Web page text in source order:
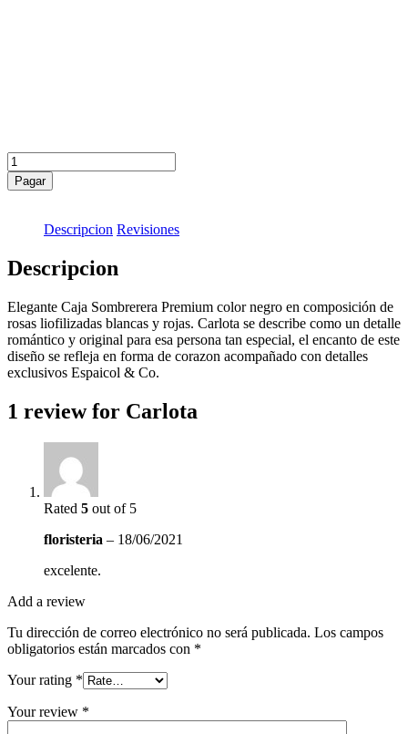
Carlota
quantity
Pagar
Descripcion Revisiones
Descripcion
Elegante Caja Sombrerera Premium color negro en composición de
rosas liofilizadas blancas y rojas. Carlota se describe como un detalle
romántico y original para esa persona tan especial, el encanto de este
diseño se refleja en forma de corazon acompañado con detalles
exclusivos Espaicol & Co.
1 review for Carlota
Rated 5 out of 5
floristeria – 18/06/2021
excelente.
Add a review
Tu dirección de correo electrónico no será publicada. Los campos
obligatorios están marcados con *
Your rating *
Your review *